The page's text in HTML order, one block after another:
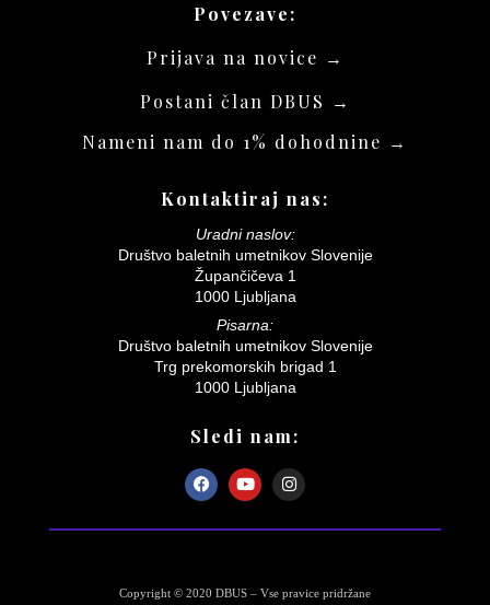
Povezave:
Prijava na novice →
Postani član DBUS →
Nameni nam do 1% dohodnine →
Kontaktiraj nas:
Uradni naslov:
Društvo baletnih umetnikov Slovenije
Župančičeva 1
1000 Ljubljana
Pisarna:
Društvo baletnih umetnikov Slovenije
Trg prekomorskih brigad 1
1000 Ljubljana
Sledi nam:
Copyright © 2020 DBUS – Vse pravice pridržane